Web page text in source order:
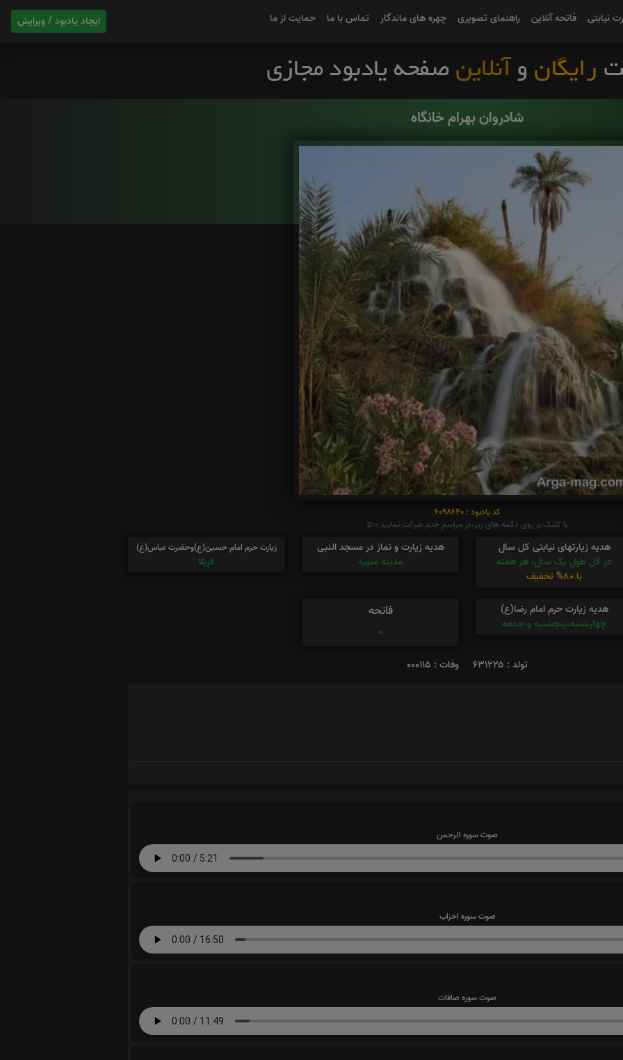
ایجاد یادبود / ویرایش نیابتی فاتحه آنلاین راهنمای تصویری چهره های ماندگار تماس با ما حمایت از ما
شادروان بهرام خانگاه
کد یادبود : 6098640
با کلیک بر روی دکمه های زیر،در مراسم ختم شرکت نمایید p:0
هدیه زیارتهای نیابتی کل سال
در کل طول یک سال، هر هفته
با 80% تخفیف
هدیه زیارت و نماز در مسجد النبی
مدینه منوره
زیارت حرم امام حسین(ع)وحضرت عباس(ع)
کربلا
هدیه زیارت حرم امام رضا(ع)
چهارشنبه،پنجشنبه و جمعه
فاتحه
0
تولد : ۶۳۱۲۲۵ وفات : ۰۰۰۱۱۵
صوت سوره الرحمن
صوت سوره احزاب
صوت سوره صافات